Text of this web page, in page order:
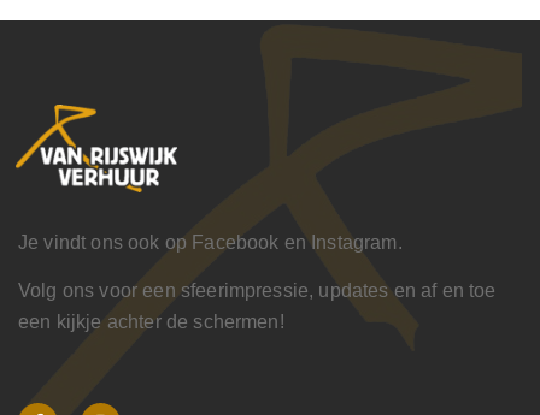
Je vindt ons ook op Facebook en Instagram.
Volg ons voor een sfeerimpressie, updates en af en toe
een kijkje achter de schermen!